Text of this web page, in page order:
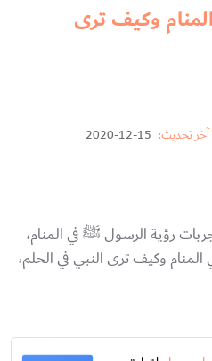
وكيف ترى
آخر تحديث: 15-12-2020
رؤية الرسول ﷺ في المنام،
وكيف ترى النبي في الحلم،